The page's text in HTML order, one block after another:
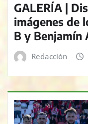
GALERÍA |
imágenes de
B y Benjamín
Redacción